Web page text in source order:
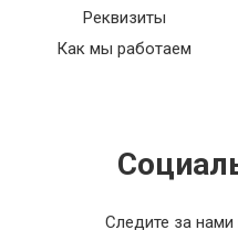
Реквизиты
Как мы работаем
Следите за